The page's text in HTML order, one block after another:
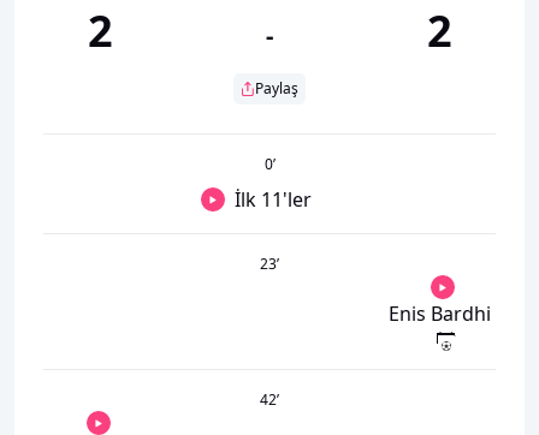
2 -
Paylaş
2
0’
İlk 11'ler
23’
Enis Bardhi
42’